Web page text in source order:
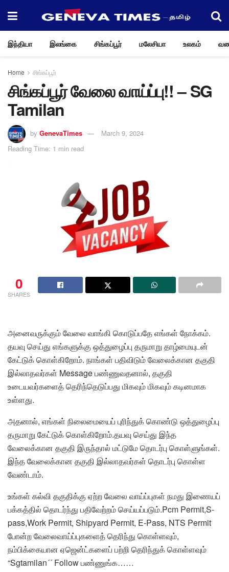
இந்தியா இலங்கை சிங்கப்பூர் மலேசியா உலகம்
Home சிங்கப்பூர்
சிங்கப்பூர் வேலை வாய்ப்பு!! – SG
Tamilan
by GenevaTimes
March 9, 2024
Reading Time: 1 min read
0
SHARES
அனைவருக்கும் வேலை வாங்கி கொடுப்பதே எங்கள் நோக்கம்.
தயவு செய்து எங்களுக்கு ஒத்துழைப்பு தருமாறு தாழ்மையுடன்
கேட்டுக் கொள்கிறோம். நாங்கள் பதிவிடும் வேலைக்கான தகுதி
இல்லாதவர்கள் Message பண்ணுவதனால், தகுதி
உடையவர்களைத் தெரிந்தெடுப்பது மிகவும் மிகவும் கடினமாக
உள்ளது.
அதனால், எங்கள் நிலைமையைப் புரிந்துக் கொண்டு ஒத்துழைப்பு
தருமாறு கேட்டுக் கொள்கிறோம்.தயவு செய்து இந்த
வேலைக்கான தகுதி இருந்தால் மட்டுமே தொடர்பு கொள்ளுங்கள்.
இந்த வேலைக்கான தகுதி இல்லாதவர்கள் தொடர்பு கொள்ள
வேண்டாம்.
உங்கள் கல்வி தகுதிக்கு ஏற்ற வேலை வாய்ப்புகள் நமது இணையப்
பக்கத்தில் தொடர்ந்து பதிவேற்றம் செய்யப்படும்.Pcm Permit,S-
pass,Work Permit, Shipyard Permit, E-Pass, NTS Permit
போன்ற வேலைவாய்ப்புகளைத் தெரிந்து கொள்ளவும்,
நம்பிக்கையான ஏஜென்ட்களைப் பற்றி தெரிந்துக் கொள்ளவும்
“Sgtamilan´´ Follow பண்ணுங்க……